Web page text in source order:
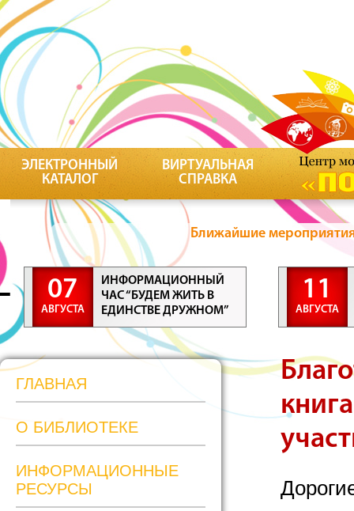
ЭЛЕКТРОННЫЙ
КАТАЛОГ
ВИРТУАЛЬНАЯ
СПРАВКА
Ближайшие
07
АВГУСТА
ИНФОРМАЦИОННЫЙ
ЧАС “БУДЕМ ЖИТЬ В
ЕДИНСТВЕ ДРУЖНОМ”
11
АВГУСТА
ГЛАВНАЯ
О БИБЛИОТЕКЕ
ИНФОРМАЦИОННЫЕ
РЕСУРСЫ